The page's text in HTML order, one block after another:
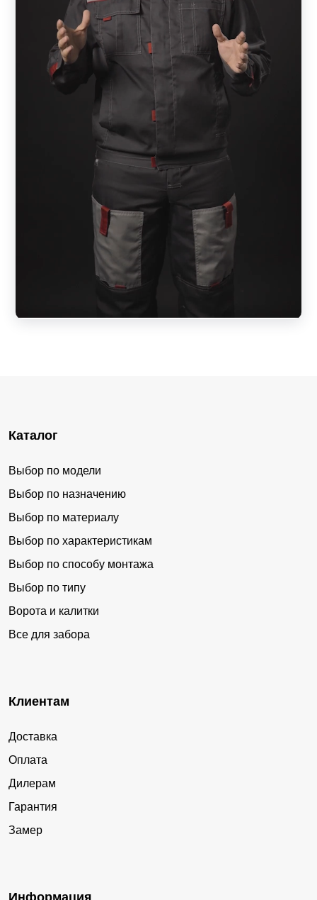
Каталог
Выбор по модели
Выбор по назначению
Выбор по материалу
Выбор по характеристикам
Выбор по способу монтажа
Выбор по типу
Ворота и калитки
Все для забора
Клиентам
Доставка
Оплата
Дилерам
Гарантия
Замер
Информация